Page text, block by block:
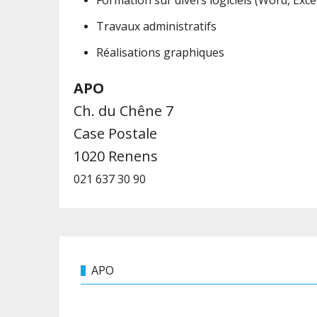
Travaux administratifs
Réalisations graphiques
APO
Ch. du Chêne 7
Case Postale
1020 Renens
021 637 30 90
APO